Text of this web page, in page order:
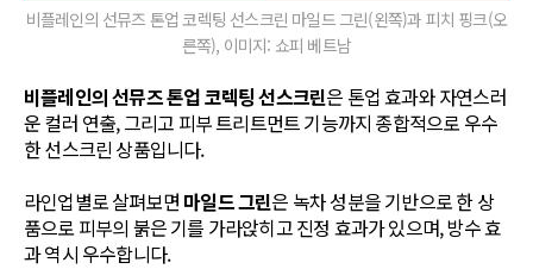
비플레인의 선뮤즈 톤업 코렉팅 선스크린 마일드 그린(왼쪽)과 피치 핑크(오
른쪽), 이미지: 쇼피 베트남
비플레인의 선뮤즈 톤업 코렉팅 선스크린은 톤업 효과와 자연스러
운 컬러 연출, 그리고 피부 트리트먼트 기능까지 종합적으로 우수
한 선스크린 상품입니다.
라인업별로 살펴보면 마일드 그린은 녹차 성분을 기반으로 한 상
품으로 피부의 붉은 기를 가라앉히고 진정 효과가 있으며, 방수 효
과 역시 우수합니다.